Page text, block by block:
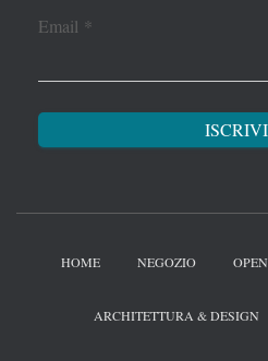
Email *
HOME NEGOZIO
ARCHITETTURA & DESIGN